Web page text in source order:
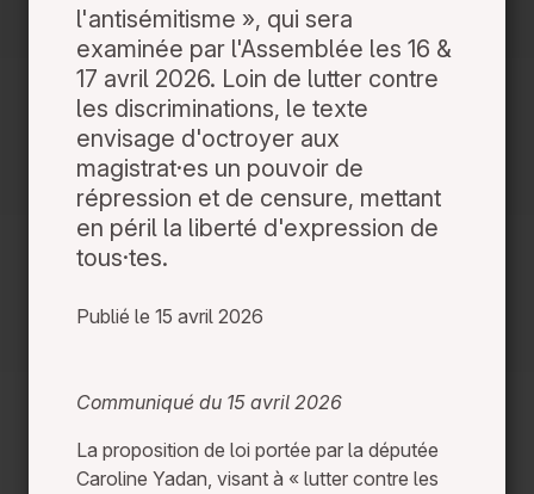
l'antisémitisme », qui sera
examinée par l'Assemblée les 16 &
17 avril 2026. Loin de lutter contre
les discriminations, le texte
envisage d'octroyer aux
magistrat·es un pouvoir de
répression et de censure, mettant
en péril la liberté d'expression de
tous·tes.
Publié le 15 avril 2026
Communiqué du 15 avril 2026
La proposition de loi portée par la députée
Caroline Yadan, visant à « lutter contre les